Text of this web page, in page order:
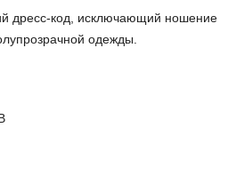
дресс-код, исключающий ношение
одежды.